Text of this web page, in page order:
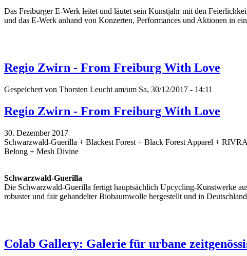
Das Freiburger E-Werk leitet und läutet sein Kunstjahr mit den
und das E-Werk anhand von Konzerten, Performances und Aktionen in
Regio Zwirn - From Freiburg With Love
Gespeichert von Thorsten Leucht am/um Sa, 30/12/2017 - 14:11
Regio Zwirn - From Freiburg With Love
30. Dezember 2017
Schwarzwald-Guerilla + Blackest Forest + Black Forest Apparel +
Belong + Mesh Divine
Schwarzwald-Guerilla
Die Schwarzwald-Guerilla fertigt hauptsächlich Upcycling-Kunstwerke
robuster und fair gehandelter Biobaumwolle hergestellt und in
Colab Gallery: Galerie für urbane